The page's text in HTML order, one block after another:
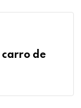
carro de